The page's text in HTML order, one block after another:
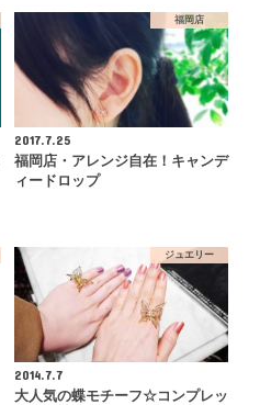
福岡店
2017.7.25
福岡店・アレンジ自在！キャンデ
ィードロップ
ジュエリー
2014.7.7
大人気の蝶モチーフ☆コンプレッ